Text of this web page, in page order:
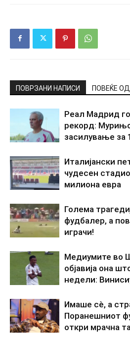
ПОВРЗАНИ НАПИСИ ПОВЕЌЕ
Реал Мадрид
рекорд:
засилување за
Италијански
чудесен
милиона евра
Голема
фудбалер, а
играчи!
Медиумите во
објавија она
недели:
Имаше сè, а
Поранешниот
откри мрачна